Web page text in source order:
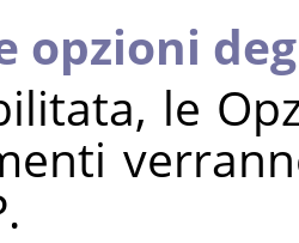
opzioni
le
.